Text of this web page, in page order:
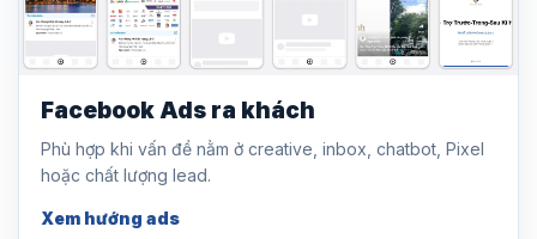
Facebook Ads ra khách
Phù hợp khi vấn đề nằm ở creative, inbox, chatbot, Pixel
hoặc chất lượng lead.
Xem hướng ads